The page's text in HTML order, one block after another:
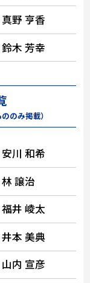
真野 亨香
鈴木 芳幸
のみ掲載）
安川 和希
林 譲治
福井 崚太
井本 美典
山内 宣彦